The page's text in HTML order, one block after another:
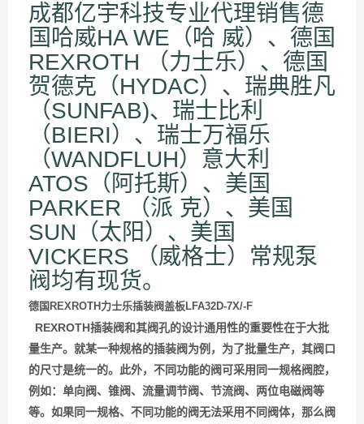
成都亿宇科技专业代理销售德
国哈威HA WE（哈 威）、德国
REXROTH （力士乐）、德国
贺德克（HYDAC）、瑞典胜凡
（SUNFAB)、瑞士比利
（BIERI）、瑞士万福乐
（WANDFLUH）意大利
ATOS（阿托斯）、美国
PARKER （派 克）、美国
SUN（太阳）、美国
VICKERS （威格士）常规泵
阀均有现货。
德国 REXROTH力士乐插装阀盖板LFA32D-7X/-F
REXROTH插装阀和其阀孔的设计通用性的重要性在于大批
量生产。就某一种规格的插装阀为例，为了批量生产，其阀口
的尺寸是统一的。此外，不同功能的阀可采用同一规格阀腔，
例如：单向阀、锥阀、流量调节阀、节流阀、两位电磁阀等
等。如果同一规格、不同功能的阀无法采用不同阀体，那么阀